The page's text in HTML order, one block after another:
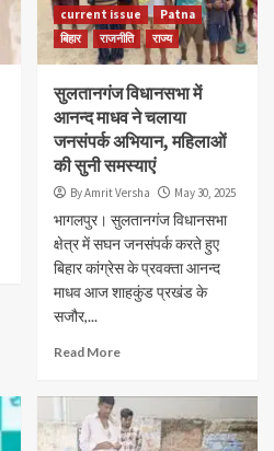
current issue
Patna
बिहार
राजनीति राज्य
सुलतानगंज विधानसभा में
आनन्द माधव ने चलाया
जनसंपर्क अभियान, महिलाओं
की सुनी समस्याएं
By Amrit Versha May 30, 2025
भागलपुर। सुलतानगंज विधानसभा
क्षेत्र में सघन जनसंपर्क करते हुए
बिहार कांग्रेस के प्रवक्ता आनन्द
माधव आज शाहकुंड प्रखंड के
सजौर,...
Read More